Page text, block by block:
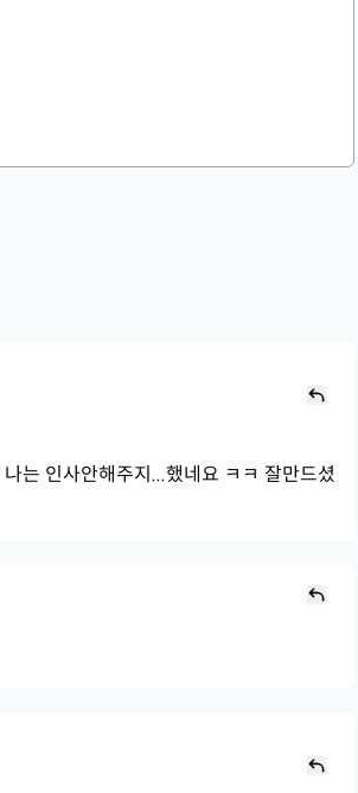
는 인사안해주지...했네요 ㅋㅋ 잘만드셨